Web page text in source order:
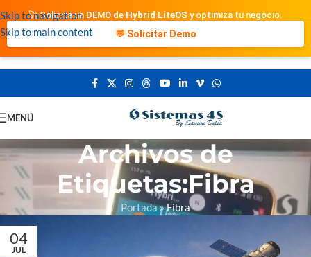
Skip to navigation
Skip to main content
🚀 Solicita un DEMO de Hybrid LiteOS y optimiza tu negocio.
💬 Solicitar Demo
MENÚ
Archivos de
Etiquetas:Fibra
Portada»Fibra
04
JUL